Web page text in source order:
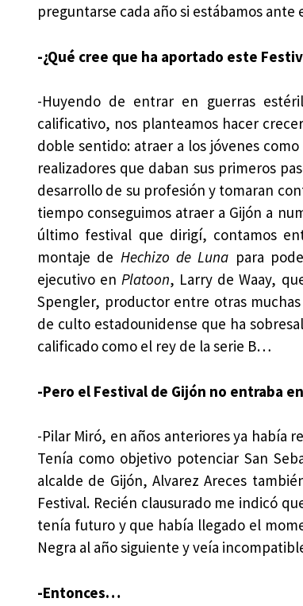
preguntarse cada año si estábamos ante
-¿Qué cree que ha aportado este
-Huyendo de entrar en guerras
calificativo, nos planteamos hacer
doble sentido: atraer a los jóvenes
realizadores que daban sus primeros
desarrollo de su profesión y tomaran
tiempo conseguimos atraer a Gijón a
último festival que dirigí, contamos
montaje de Hechizo de Luna para
ejecutivo enPlatoon, Larry de Waay,
Spengler, productor entre otras
de culto estadounidense que ha
calificado como el rey de la serie B…
-Pero el Festival de Gijón no entraba
-Pilar Miró, en años anteriores ya había
Tenía como objetivo potenciar San
alcalde de Gijón, Alvarez Areces
Festival. Recién clausurado me indicó
tenía futuro y que había llegado el
Negra al año siguiente y veía
-Entonces…